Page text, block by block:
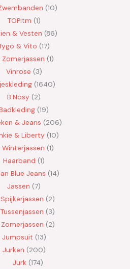
10
TOPitm 1
& Vesten 86
& Vito 17
Zomerjassen 1
Vinrose 3
1640
B.Nosy
2
19
& Jeans
206
& Liberty 10
Winterjassen 1
Haarband 1
Blue Jeans 14
Jassen 7
Spijkerjassen
2
Tussenjassen
3
Zomerjassen 2
Jumpsuit 13
Jurken 200
Jurk 174